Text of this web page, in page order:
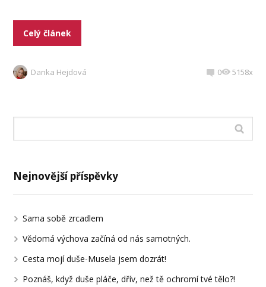
Celý článek
Danka Hejdová 0 5158x
Nejnovější příspěvky
Sama sobě zrcadlem
Vědomá výchova začíná od nás samotných.
Cesta mojí duše-Musela jsem dozrát!
Poznáš, když duše pláče, dřív, než tě ochromí tvé tělo?!